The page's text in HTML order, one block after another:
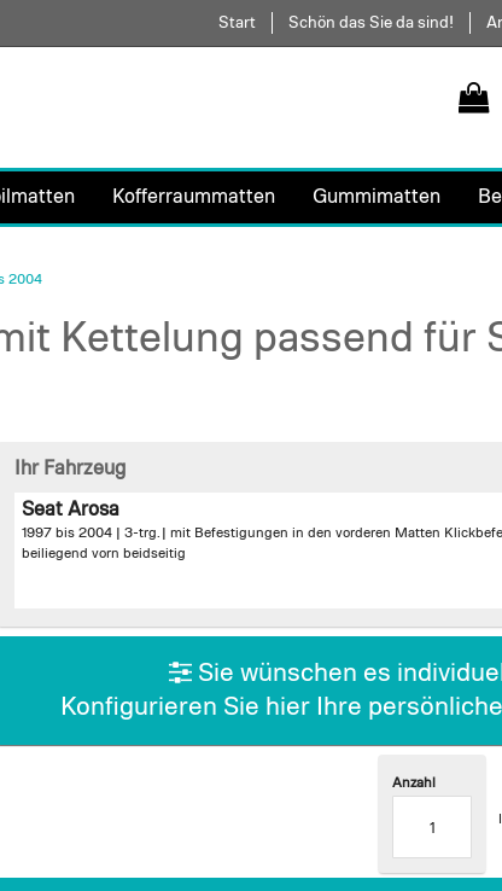
Start Schön das Sie da sind!
Kofferraummatten Gummimatten
2004
Kettelung passend für
Ihr Fahrzeug
Seat Arosa
1997 bis 2004 | 3-trg. | mit Befestigungen in den vorderen Matten
beiliegend vorn beidseitig
Sie wünschen es
Konfigurieren Sie hier Ihre
Anzahl